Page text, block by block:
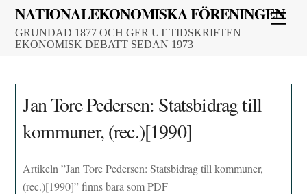
Skip
content
NATIONALEKONOMISKA FÖRENINGEN
GRUNDAD 1877 OCH GER UT TIDSKRIFTEN
EKONOMISK DEBATT SEDAN 1973
Jan Tore Pedersen: Statsbidrag till
kommuner, (rec.)[1990]
Artikeln ”Jan Tore Pedersen: Statsbidrag till kommuner,
(rec.)[1990]” finns bara som PDF